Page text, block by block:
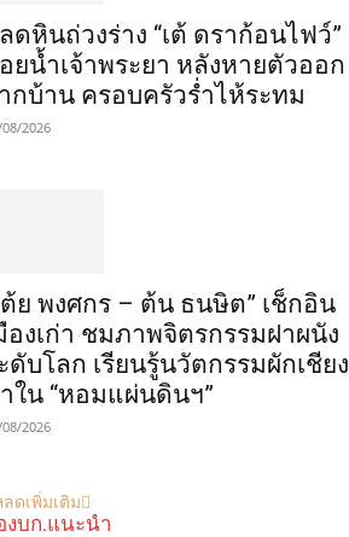
ดหินถ่วงร่าง “เต้ ดราก้อนไฟว์”
ยน้ำเจ้าพระยา หลังหายตัวออก
กบ้าน ครอบครัวร่ำไห้ระทม
2026
ต้ย พงศกร – ต้น ธนษิต” เช็กอิน
องเก่า ชมภาพจิตรกรรมฝาผนัง
ดับโลก เรียนรู้นวัตกรรมผักเชียง
ใน “หอมแผ่นดินฯ”
2026
ดเพิ่มเติม
งบก.แนะนำ